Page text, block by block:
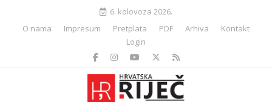
6. kolovoza 2026.
O nama
Impresum Pretplata PDF Arhiva
Kontakt
Login